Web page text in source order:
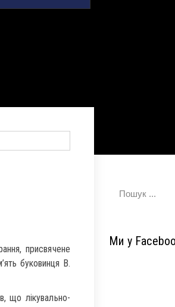
присвячене
буковинця В.
що лікувально-
Ми у